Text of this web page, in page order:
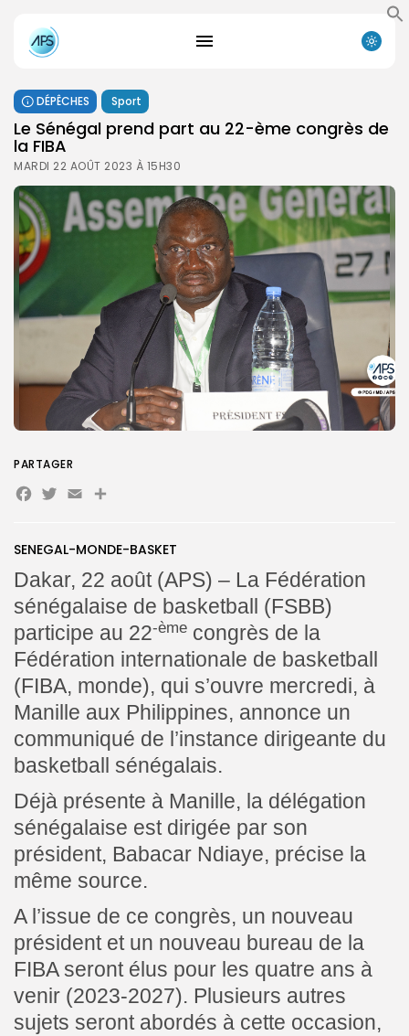
Search
for:
DÉPÊCHES Sport
Le Sénégal prend part au 22-ème congrès de
la FIBA
MARDI 22 AOÛT 2023 À 15H30
SENEGAL-MONDE-BASKET
Dakar, 22 août (APS) – La Fédération
sénégalaise de basketball (FSBB)
participe au 22-ème congrès de la
Fédération internationale de basketball
(FIBA, monde), qui s’ouvre mercredi, à
Manille aux Philippines, annonce un
communiqué de l’instance dirigeante du
basketball sénégalais.
Déjà présente à Manille, la délégation
sénégalaise est dirigée par son
président, Babacar Ndiaye, précise la
même source.
A l’issue de ce congrès, un nouveau
président et un nouveau bureau de la
FIBA seront élus pour les quatre ans à
venir (2023-2027). Plusieurs autres
sujets seront abordés à cette occasion,
PARTAGER
Facebook
Twitter
EmailPartager